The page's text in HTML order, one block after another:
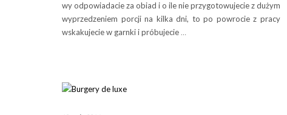
wy odpowiadacie za obiad i o ile nie przygotowujecie z dużym
wyprzedzeniem porcji na kilka dni, to po powrocie z pracy
wskakujecie w garnki i próbujecie…